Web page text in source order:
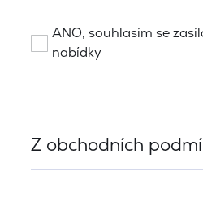
ANO, souhlasím se
nabídky
Z obchodních